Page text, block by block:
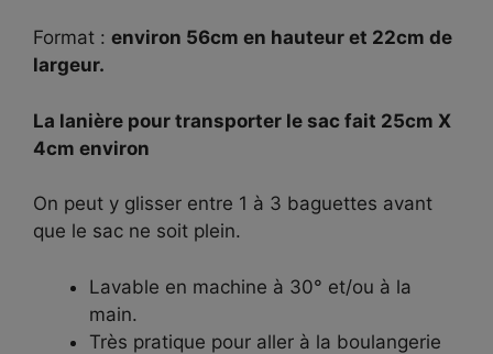
Format : environ 56cm en hauteur et 22cm de
largeur.
La lanière pour transporter le sac fait 25cm X
4cm environ
On peut y glisser entre 1 à 3 baguettes avant
que le sac ne soit plein.
Lavable en machine à 30° et/ou à la
main.
Très pratique pour aller à la boulangerie